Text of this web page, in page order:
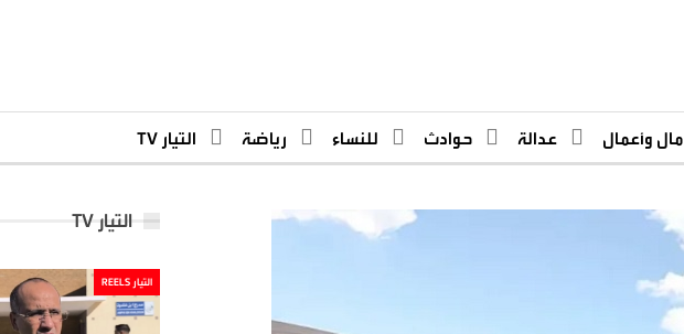
مال وأعمال عدالة حوادث للنساء رياضة التيار TV
التيار TV
التيار REELS